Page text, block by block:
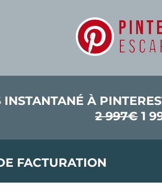
INSTANTANÉ À
2 997€1
FACTURATION